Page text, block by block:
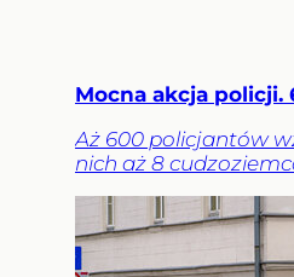
Mocna akcja policji.
Aż 600 policjantów
nich aż 8